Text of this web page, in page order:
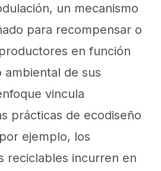
un mecanismo
para recompensar o
en función
ambiental de sus
vincula
prácticas de ecodiseño
ejemplo, los
reciclables incurren en